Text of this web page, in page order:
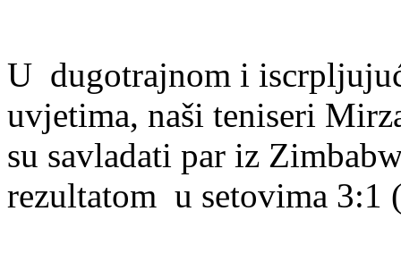
U dugotrajnom i
uvjetima, naši teniseri
su savladati par iz
rezultatom u setovima 3:1